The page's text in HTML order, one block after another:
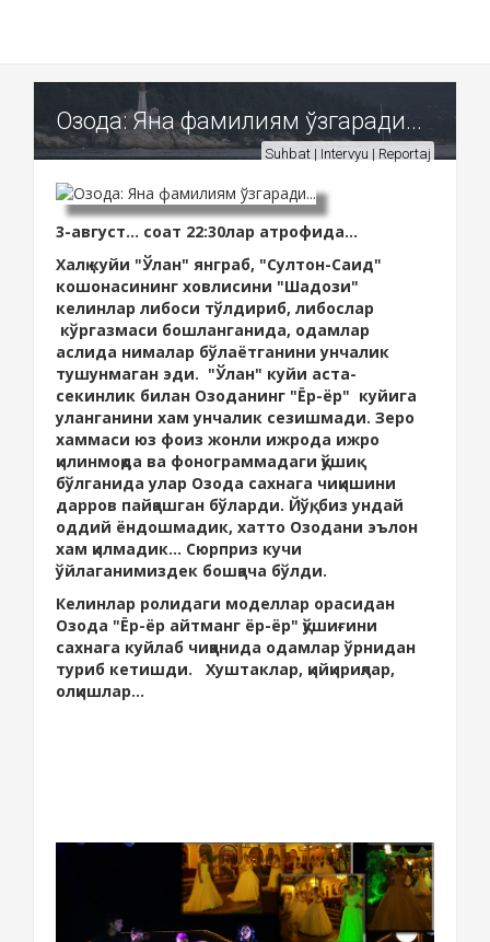
Озода: Яна фамилиям ўзгаради...
Suhbat | Intervyu | Reportaj
3-август... соат 22:30лар атрофида...
Халқ куйи "Ўлан" янграб, "Султон-Саид"
кошонасининг ховлисини "Шадози"
келинлар либоси тўлдириб, либослар
кўргазмаси бошланганида, одамлар
аслида нималар бўлаётганини унчалик
тушунмаган эди. "Ўлан" куйи аста-
секинлик билан Озоданинг "Ёр-ёр" куйига
уланганини хам унчалик сезишмади. Зеро
хаммаси юз фоиз жонли ижрода ижро
қилинмоқда ва фонограммадаги қўшиқ
бўлганида улар Озода сахнага чиқишини
дарров пайқашган бўларди. Йўқ, биз ундай
оддий ёндошмадик, хатто Озодани эълон
хам қилмадик... Сюрприз кучи
ўйлаганимиздек бошқача бўлди.
Келинлар ролидаги моделлар орасидан
Озода "Ёр-ёр айтманг ёр-ёр" қўшиғини
сахнага куйлаб чиққанида одамлар ўрнидан
туриб кетишди. Хуштаклар, қийқириқлар,
олқишлар...